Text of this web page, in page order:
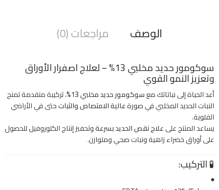
الوصف مراجعات (0)
سوكومور حديد مخلبي 13% – لعلاج اصفرار الأوراق
وتعزيز النمو القوي
أعد الحياة إلى نباتاتك معسوكومور حديد مخلبي 13%
، تركيبة متقدمة تمنح
النبات الحديد المخلبي في صورةعالية الامتصاص والثباتحتى في الأراضي
القلوية.
يساعد المنتج علىعلاج نقص الحديد بسرعةوتحفيز إنتاج الكلوروفيل للحصول
على أوراق خضراء زاهية ونبات صحي ومتوازن.
🧪التركيب: